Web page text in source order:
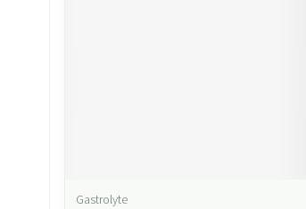
Gastrolyte